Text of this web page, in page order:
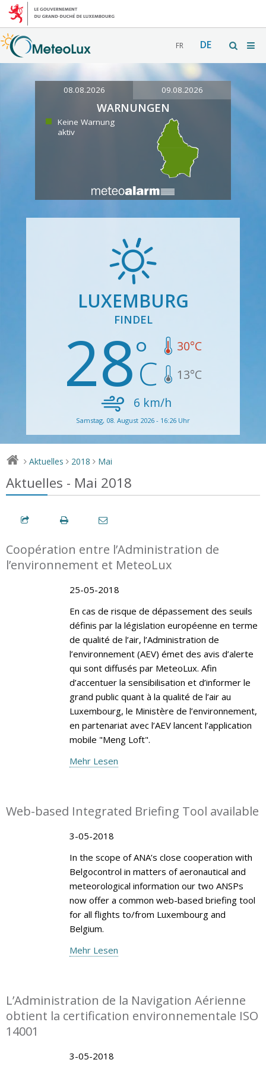
FR DE
08.08.2026 09.08.2026
WARNUNGEN
Keine Warnung
aktiv
LUXEMBURG
FINDEL
28 30°C
13°C
6 km/h
Samstag, 08. August 2026 - 16:26 Uhr
> Aktuelles > 2018 > Mai
Aktuelles - Mai 2018
Coopération entre l’Administration de
l’environnement et MeteoLux
25-05-2018
En cas de risque de dépassement des seuils
définis par la législation européenne en terme
de qualité de l’air, l’Administration de
l’environnement (AEV) émet des avis d’alerte
qui sont diffusés par MeteoLux. Afin
d’accentuer la sensibilisation et d’informer le
grand public quant à la qualité de l’air au
Luxembourg, le Ministère de l’environnement,
en partenariat avec l’AEV lancent l’application
mobile "Meng Loft".
Mehr Lesen
Web-based Integrated Briefing Tool available
3-05-2018
In the scope of ANA’s close cooperation with
Belgocontrol in matters of aeronautical and
meteorological information our two ANSPs
now offer a common web-based briefing tool
for all flights to/from Luxembourg and
Belgium.
Mehr Lesen
L’Administration de la Navigation Aérienne
obtient la certification environnementale ISO
14001
3-05-2018